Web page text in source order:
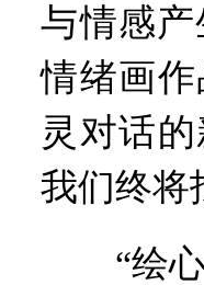
与情感
情绪画
灵对话
我们终将
“绘心